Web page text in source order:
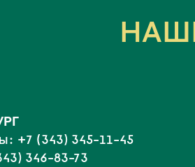
+7 (343) 345-11-45
346-83-73